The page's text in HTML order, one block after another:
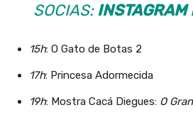
SOCIAS: INSTAGRAM
15h: O Gato de Botas 2
17h: Princesa Adormecida
19h: Mostra Cacá Diegues: O